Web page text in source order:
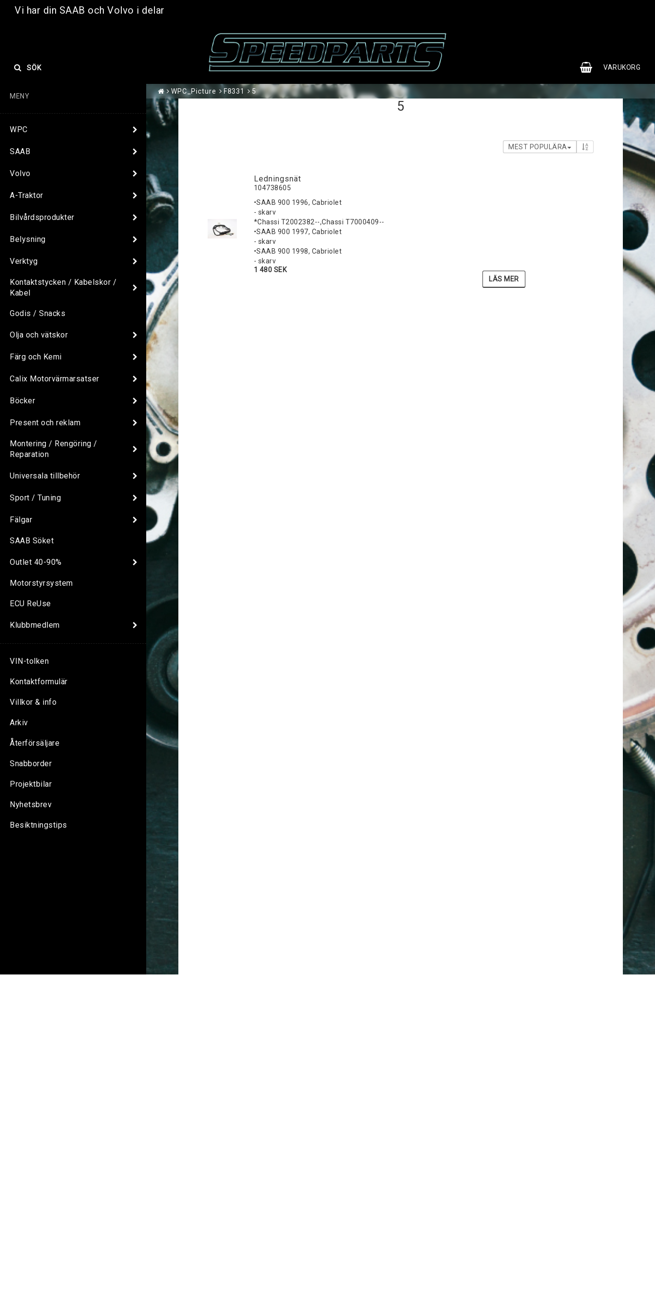
Vi har din SAAB och Volvo i delar
VARUKORG
SÖK
MENY
WPC
SAAB
Volvo
A-Traktor
Bilvårdsprodukter
Belysning
Verktyg
Kontaktstycken / Kabelskor /
Kabel
Godis / Snacks
Olja och vätskor
Färg och Kemi
Calix Motorvärmarsatser
Böcker
Present och reklam
Montering / Rengöring /
Reparation
Universala tillbehör
Sport / Tuning
Fälgar
SAAB Söket
Outlet 40-90%
Motorstyrsystem
ECU ReUse
Klubbmedlem
VIN-tolken
Kontaktformulär
Villkor & info
Arkiv
Återförsäljare
Snabborder
Projektbilar
Nyhetsbrev
Besiktningstips
WPC_Picture F8331 5
5
MEST POPULÄRA
Ledningsnät
104738605
•SAAB 900 1996, Cabriolet
- skarv
*Chassi T2002382--,Chassi T7000409--
•SAAB 900 1997, Cabriolet
- skarv
•SAAB 900 1998, Cabriolet
- skarv
1 480 SEK
LÄS MER